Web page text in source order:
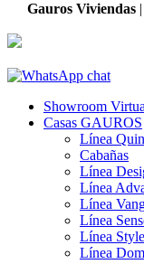
Gauros Viviendas|
Showroom
Casas GAUROS
Línea
Cabañas
Línea
Línea
Línea
Línea
Línea Style
Línea